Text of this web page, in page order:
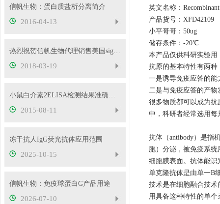
信帆生物：蛋白质盐析分离简介
2016-04-13
热烈祝贺信帆生物代理销售美国sigma品牌试剂
2018-03-19
小鼠白介素2ELISA检测结果准确的必要条件
2015-08-11
冻干抗人IgG荧光抗体应用范围
2025-10-15
信帆生物：免疫球蛋白G产品用途
2026-07-10
英文名称：
产品货号：XFD42109
小平哥哥：50ug
储存条件：-20℃
本产品仅供科研实验用
抗原的基本特性有两种
一是诱导免疫应答的
二是与免疫应答的产
很多物质都可以成为
中，科研者经常选用每
抗体（antibody）是指
胞）分泌，被免疫系
细胞膜表面。抗体能
单克隆抗体是由单一B
技术是在细胞融合技
用具备这种特性的单